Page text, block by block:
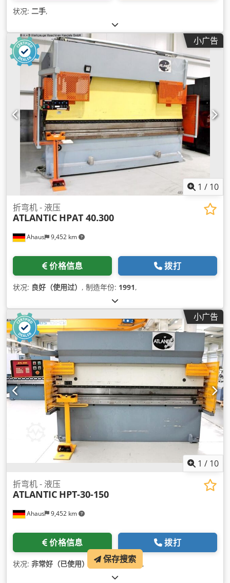
状况: 二手,
小广告
1 / 10
Ahaus 9,452 km
折弯机 - 液压
ATLANTIC HPAT 40.300
价格信息 拨打
状况: 良好（使用过） , 制造年份: 1991,
小广告
1 / 10
Ahaus 9,452 km
折弯机 - 液压
ATLANTIC HPT-30-150
价格信息 拨打
状况: 非常好（已使用） , 制造年份:2002 ,
保存搜索